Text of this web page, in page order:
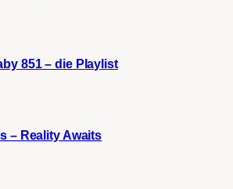
851 – die Playlist
– Reality Awaits